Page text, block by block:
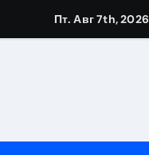
Пт. Авг 7th, 2026